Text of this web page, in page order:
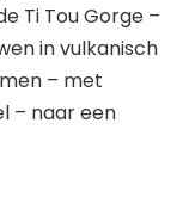
Ti Tou Gorge –
in vulkanisch
– met
– naar een